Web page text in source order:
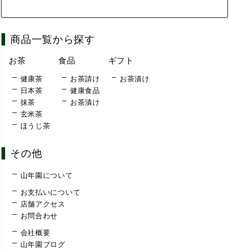
商品一覧から探す
お茶
健康茶
日本茶
抹茶
玄米茶
ほうじ茶
食品
お茶請け
健康食品
お茶漬け
ギフト
お茶漬け
その他
山年園について
お支払いについて
店舗アクセス
お問合わせ
会社概要
山年園ブログ